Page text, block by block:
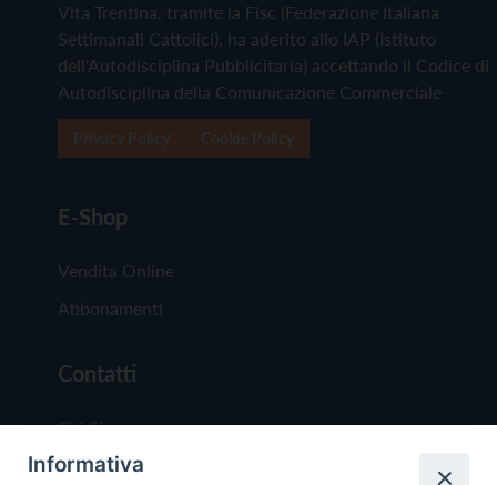
Vita Trentina, tramite la Fisc (Federazione Italiana
Settimanali Cattolici), ha aderito allo IAP (Istituto
dell'Autodisciplina Pubblicitaria) accettando il Codice di
Autodisciplina della Comunicazione Commerciale
E-Shop
Vendita Online
Abbonamenti
Contatti
Chi Siamo
Redazione
Informativa